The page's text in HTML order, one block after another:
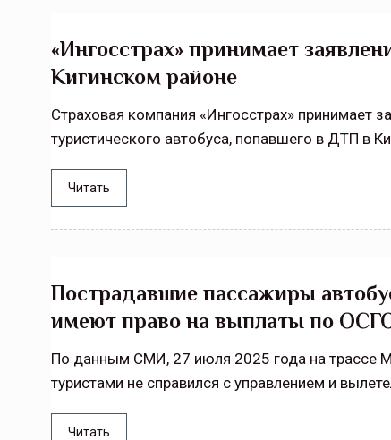
«Ингосстрах» принимает
Кигинском районе
Страховая компания «Ингосстрах» принимает
туристического автобуса, попавшего в ДТП в
Читать
Пострадавшие пассажиры
имеют право на выплаты по
По данным СМИ, 27 июля 2025 года на трассе
туристами не справился с управлением и
Читать